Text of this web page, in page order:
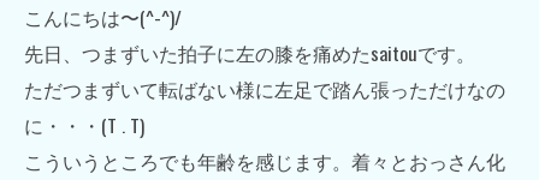
こんにちは〜(^-^)/
先日、つまずいた拍子に左の膝を痛めたsaitouです。
ただつまずいて転ばない様に左足で踏ん張っただけなの
に・・・(T . T)
こういうところでも年齢を感じます。着々とおっさん化